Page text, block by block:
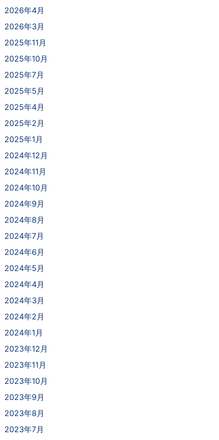
2026年4月
2026年3月
2025年11月
2025年10月
2025年7月
2025年5月
2025年4月
2025年2月
2025年1月
2024年12月
2024年11月
2024年10月
2024年9月
2024年8月
2024年7月
2024年6月
2024年5月
2024年4月
2024年3月
2024年2月
2024年1月
2023年12月
2023年11月
2023年10月
2023年9月
2023年8月
2023年7月